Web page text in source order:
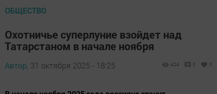
ОБЩЕСТВО
Охотничье суперлуние взойдет над
Татарстаном в начале ноября
Автор, 31 октября 2025 - 18:25 424 0 0